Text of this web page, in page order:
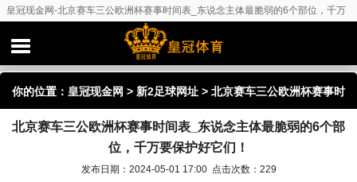
皇冠现金网-北京赛车三公欧洲杯赛事时间表_东说念主体最脆弱的6个部位，千万
你的位置： 皇冠现金网 > 新2足球网址 > 北京赛车三公欧洲杯赛事时
间表_东说念主体最脆弱的6个部位，千万要保护好它们！
北京赛车三公欧洲杯赛事时间表_东说念主体最脆弱的6个部
位，千万要保护好它们！
发布日期：2024-05-01 17:00 点击次数：229